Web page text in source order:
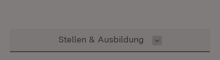
Inhalt auswählen
Stellen & Ausbildung